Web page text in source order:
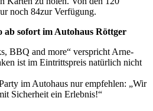
noch 84zur Verfügung.
sofort im Autohaus Röttger
BBQ and more“ verspricht Arne-
ist im Eintrittspreis natürlich nicht
im Autohaus nur empfehlen: „Wir
Sicherheit ein Erlebnis!“